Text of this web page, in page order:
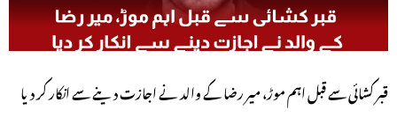
قبر کشائی سے قبل اہم موڑ، میر رضا کے والد نے اجازت دینے سے انکار کر دیا